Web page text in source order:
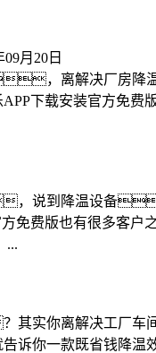
09月20日
，离解决厂房
载安装官方免费
，说到降温设备
费版也有很多客
...
实你离解决工厂
你一款既省钱降温